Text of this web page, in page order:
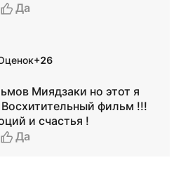
Да
+26
Миядзаки но этот я
фильм !!!
и счастья !
Да